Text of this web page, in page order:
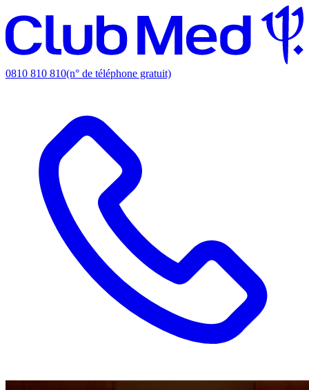
0810 810 810(n° de téléphone gratuit)